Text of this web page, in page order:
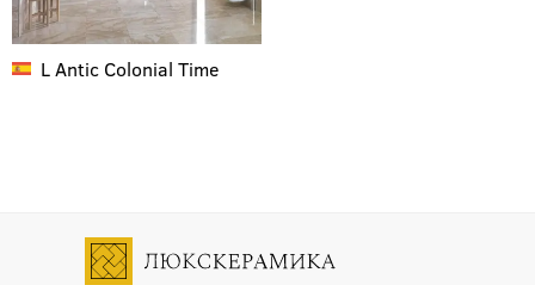
L Antic Colonial Time